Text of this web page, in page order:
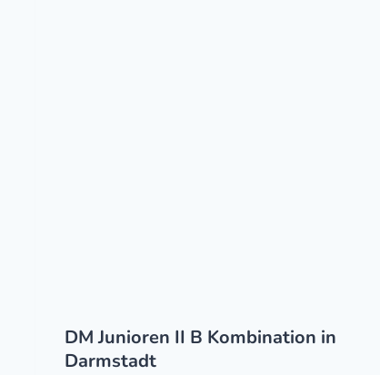
DM Junioren II B Kombination in
Darmstadt